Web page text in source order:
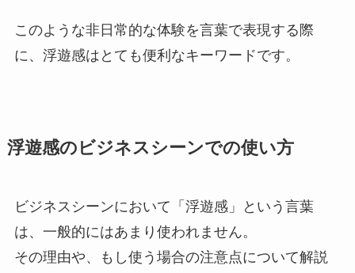
このような非日常的な体験を言葉で表現する際
に、浮遊感はとても便利なキーワードです。
浮遊感のビジネスシーンでの使い方
ビジネスシーンにおいて「浮遊感」という言葉
は、一般的にはあまり使われません。
その理由や、もし使う場合の注意点について解説